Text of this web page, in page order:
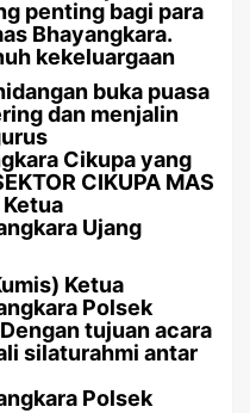
penting bagi para
Bhayangkara.
kekeluargaan
buka puasa
dan menjalin
Cikupa yang
CIKUPA MAS
Ketua
Ujang
Ketua
Polsek
tujuan acara
silaturahmi antar
Polsek